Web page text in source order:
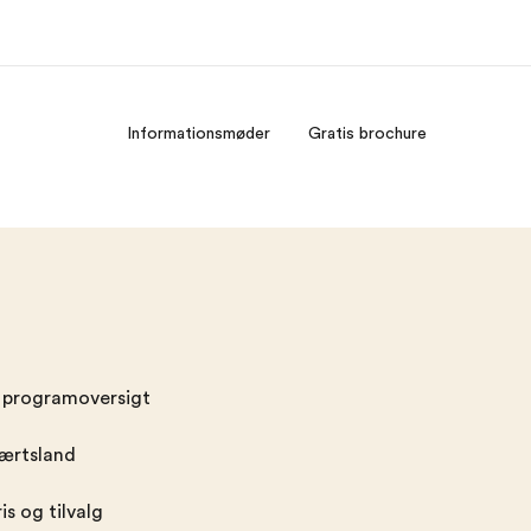
Informationsmøder Gratis brochure
og tilvalg